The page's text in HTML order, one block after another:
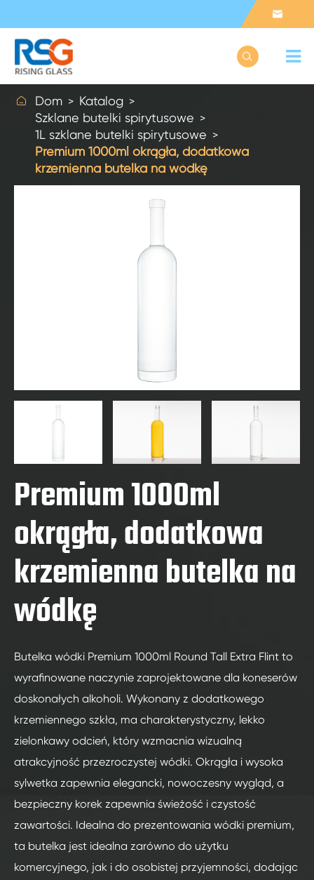


 Dom
Katalog
Szklane butelki spirytusowe
1L szklane butelki spirytusowe
Premium 1000ml okrągła, dodatkowa
krzemienna butelka na wódkę
Premium 1000ml
okrągła, dodatkowa
krzemienna butelka na
wódkę
Butelka wódki Premium 1000ml Round Tall Extra Flint to
wyrafinowane naczynie zaprojektowane dla koneserów
doskonałych alkoholi. Wykonany z dodatkowego
krzemiennego szkła, ma charakterystyczny, lekko
zielonkawy odcień, który wzmacnia wizualną
atrakcyjność przezroczystej wódki. Okrągła i wysoka
sylwetka zapewnia elegancki, nowoczesny wygląd, a
bezpieczny korek zapewnia świeżość i czystość
zawartości. Idealna do prezentowania wódki premium,
ta butelka jest idealna zarówno do użytku
komercyjnego, jak i do osobistej przyjemności, dodając